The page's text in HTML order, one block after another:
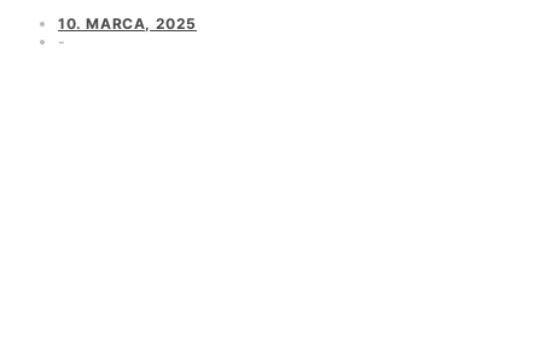
10. MARCA, 2025